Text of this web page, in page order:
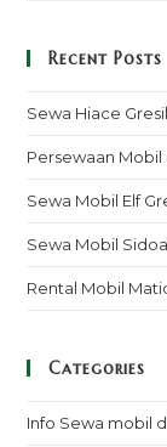
Recent Posts
Sewa Hiace
Persewaan Mobil
Sewa Mobil Elf
Sewa Mobil
Rental Mobil
Categories
Info Sewa mobil